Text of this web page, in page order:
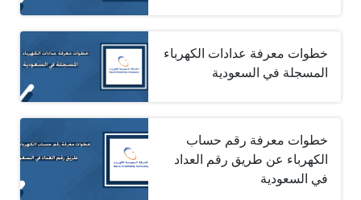
خطوات معرفة عدادات الكهرباء
المسجلة في السعودية
خطوات معرفة رقم حساب
الكهرباء عن طريق رقم العداد
في السعودية